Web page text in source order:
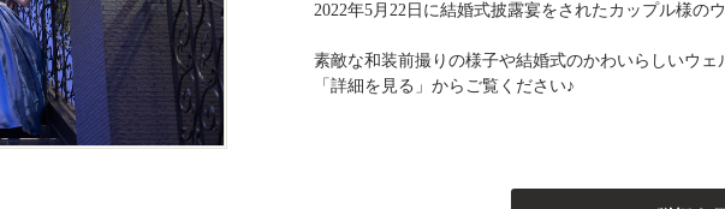
2022年5月22日に結婚式披露宴をされたカップル様の
素敵な和装前撮りの様子や結婚式のかわいらしいウ
「詳細を見る」からご覧ください♪